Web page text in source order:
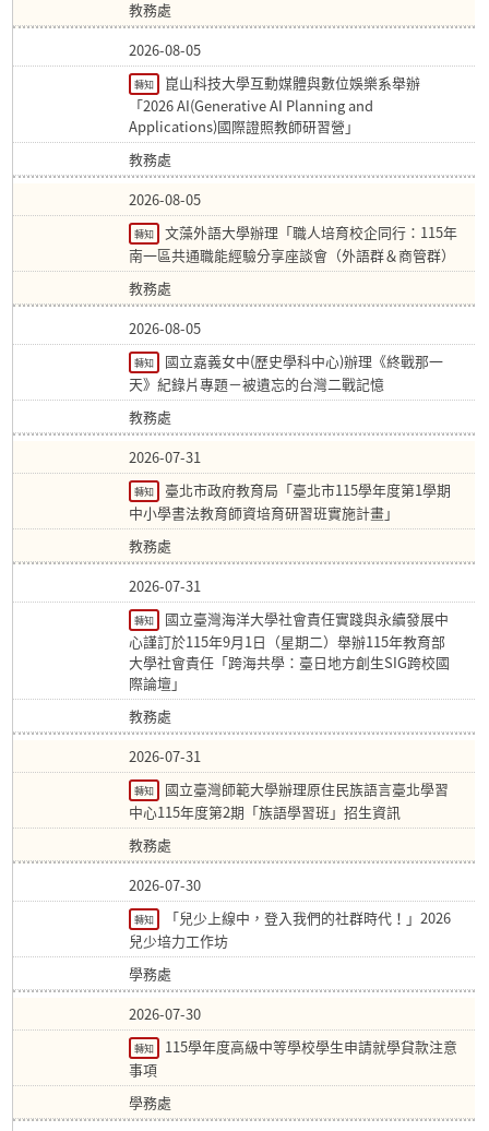
教務處
2026-08-05
轉知
崑山科技大學互動媒體與數位娛樂系舉辦
「2026 AI(Generative AI Planning and
Applications)國際證照教師研習營」
教務處
2026-08-05
轉知
文藻外語大學辦理「職人培育校企同行：115年
南一區共通職能經驗分享座談會（外語群＆商管群）
教務處
2026-08-05
轉知
國立嘉義女中(歷史學科中心)辦理《終戰那一
天》紀錄片專題－被遺忘的台灣二戰記憶
教務處
2026-07-31
轉知
臺北市政府教育局「臺北市115學年度第1學期
中小學書法教育師資培育研習班實施計畫」
教務處
2026-07-31
轉知
國立臺灣海洋大學社會責任實踐與永續發展中
心謹訂於115年9月1日（星期二）舉辦115年教育部
大學社會責任「跨海共學：臺日地方創生SIG跨校國
際論壇」
教務處
2026-07-31
轉知
國立臺灣師範大學辦理原住民族語言臺北學習
中心115年度第2期「族語學習班」招生資訊
教務處
2026-07-30
轉知
「兒少上線中，登入我們的社群時代！」2026
兒少培力工作坊
學務處
2026-07-30
轉知
115學年度高級中等學校學生申請就學貸款注意
事項
學務處